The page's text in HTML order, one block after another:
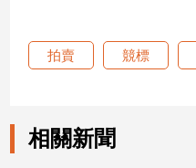
觀
拍賣 競標
相關新聞